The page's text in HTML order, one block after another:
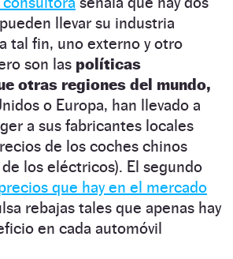
llevar su industria
tal fin, uno externo y otro
son las políticas
otras regiones del mundo,
o Europa, han llevado a
a sus fabricantes locales
de los coches chinos
los eléctricos). El segundo
que hay en el mercado
rebajas tales que apenas hay
en cada automóvil